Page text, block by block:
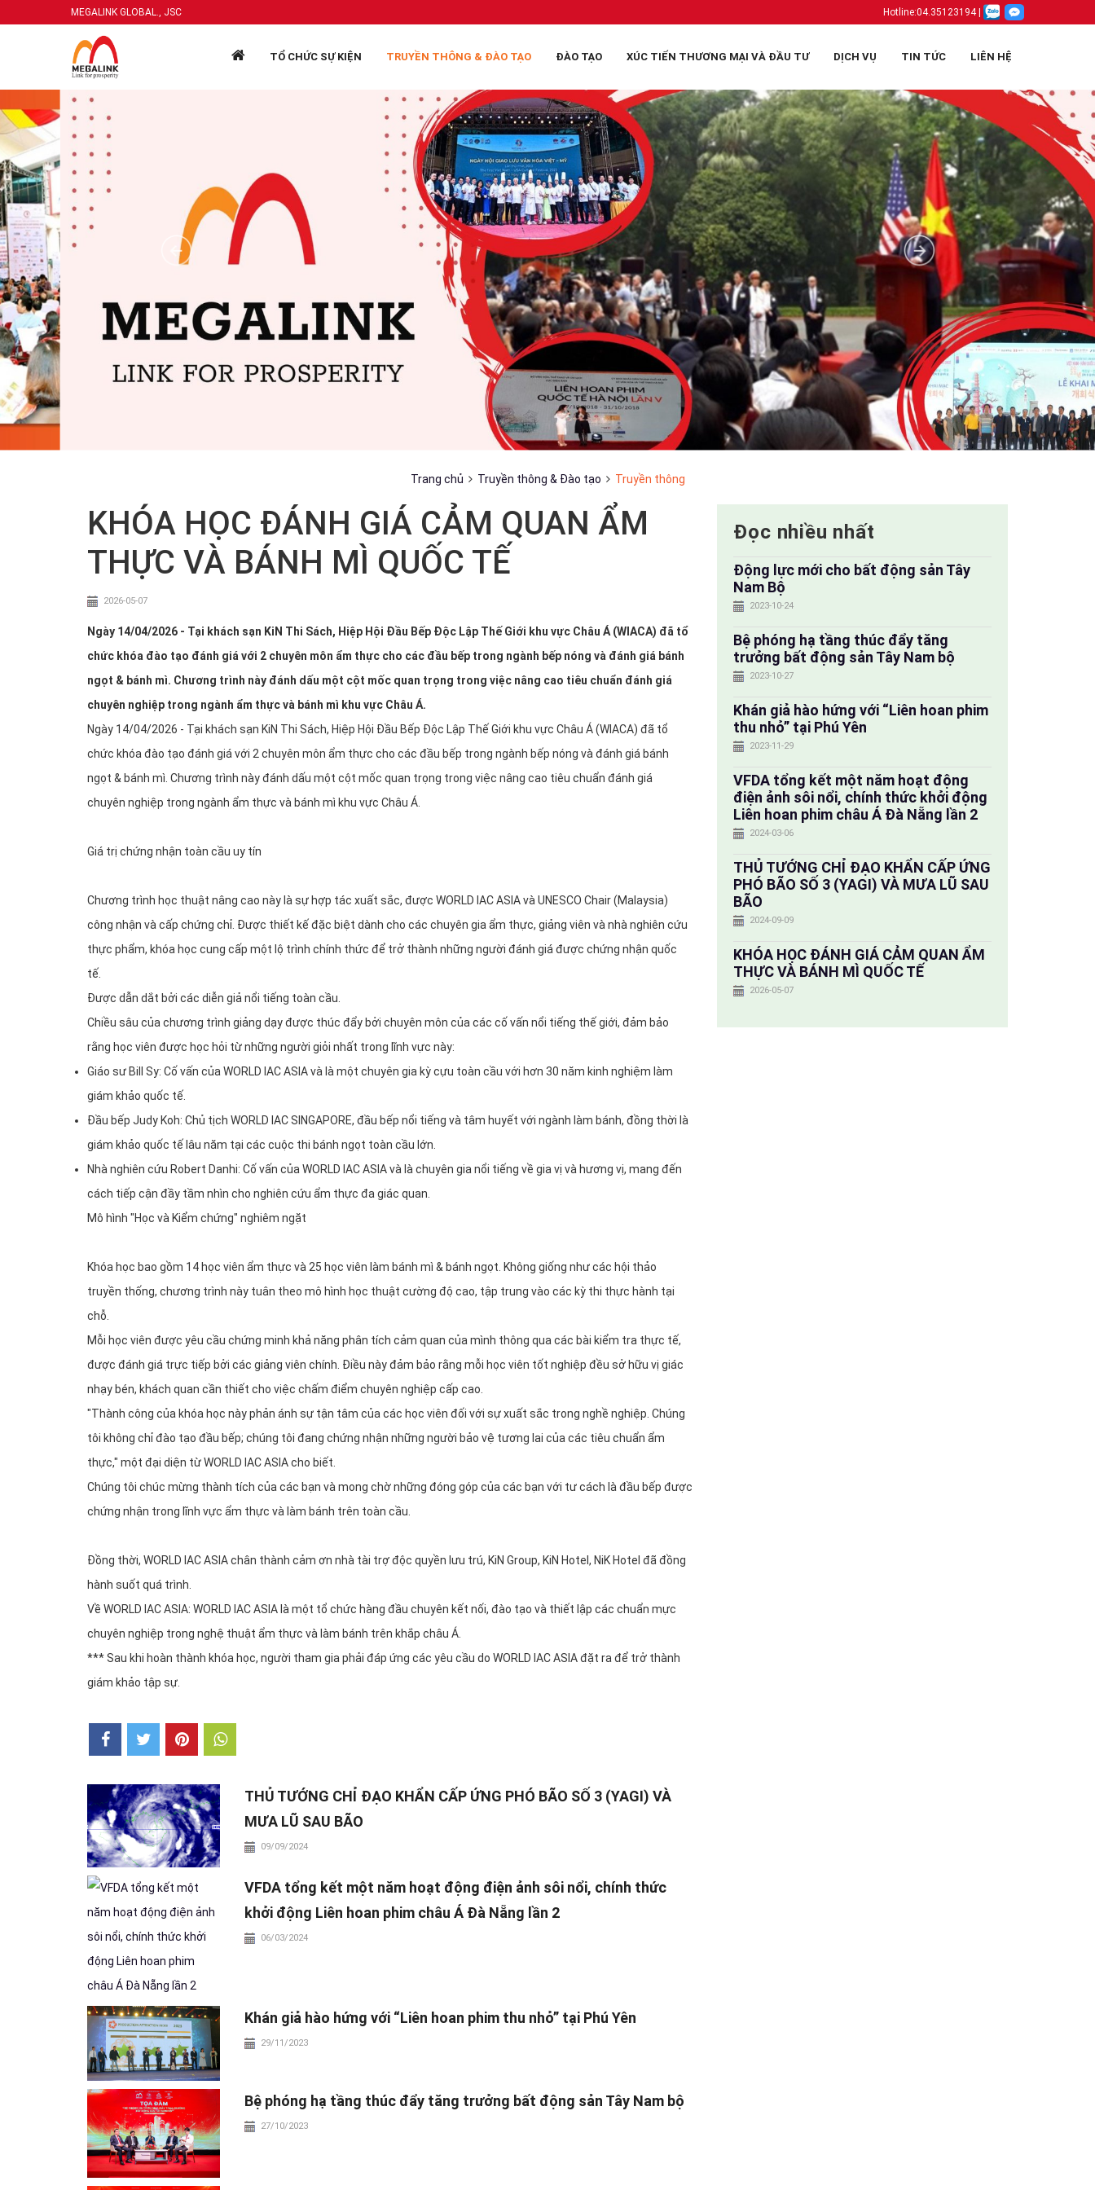
MEGALINK GLOBAL., JSC Hotline:04.35123194|
TỔ CHỨC SỰ KIỆN TRUYỀN THÔNG & ĐÀO TẠO ĐÀO TẠO XÚC TIẾN THƯƠNG MẠI VÀ ĐẦU TƯ DỊCH VỤ TIN TỨC LIÊN HỆ
Trang chủ Truyền thông & Đào tạo Truyền thông
KHÓA HỌC ĐÁNH GIÁ CẢM QUAN ẨM
THỰC VÀ BÁNH MÌ QUỐC TẾ
2026-05-07
Ngày 14/04/2026 - Tại khách sạn KiN Thi Sách, Hiệp Hội Đầu Bếp Độc Lập Thế Giới khu vực Châu Á (WIACA) đã tổ
chức khóa đào tạo đánh giá với 2 chuyên môn ẩm thực cho các đầu bếp trong ngành bếp nóng và đánh giá bánh
ngọt & bánh mì. Chương trình này đánh dấu một cột mốc quan trọng trong việc nâng cao tiêu chuẩn đánh giá
chuyên nghiệp trong ngành ẩm thực và bánh mì khu vực Châu Á.
Ngày 14/04/2026 - Tại khách sạn KiN Thi Sách, Hiệp Hội Đầu Bếp Độc Lập Thế Giới khu vực Châu Á (WIACA) đã tổ
chức khóa đào tạo đánh giá với 2 chuyên môn ẩm thực cho các đầu bếp trong ngành bếp nóng và đánh giá bánh
ngọt & bánh mì. Chương trình này đánh dấu một cột mốc quan trọng trong việc nâng cao tiêu chuẩn đánh giá
chuyên nghiệp trong ngành ẩm thực và bánh mì khu vực Châu Á.
Giá trị chứng nhận toàn cầu uy tín
Chương trình học thuật nâng cao này là sự hợp tác xuất sắc, được WORLD IAC ASIA và UNESCO Chair (Malaysia)
công nhận và cấp chứng chỉ. Được thiết kế đặc biệt dành cho các chuyên gia ẩm thực, giảng viên và nhà nghiên cứu
thực phẩm, khóa học cung cấp một lộ trình chính thức để trở thành những người đánh giá được chứng nhận quốc
tế.
Được dẫn dắt bởi các diễn giả nổi tiếng toàn cầu.
Chiều sâu của chương trình giảng dạy được thúc đẩy bởi chuyên môn của các cố vấn nổi tiếng thế giới, đảm bảo
rằng học viên được học hỏi từ những người giỏi nhất trong lĩnh vực này:
Giáo sư Bill Sy: Cố vấn của WORLD IAC ASIA và là một chuyên gia kỳ cựu toàn cầu với hơn 30 năm kinh nghiệm làm
giám khảo quốc tế.
Đầu bếp Judy Koh: Chủ tịch WORLD IAC SINGAPORE, đầu bếp nổi tiếng và tâm huyết với ngành làm bánh, đồng thời là
giám khảo quốc tế lâu năm tại các cuộc thi bánh ngọt toàn cầu lớn.
Nhà nghiên cứu Robert Danhi: Cố vấn của WORLD IAC ASIA và là chuyên gia nổi tiếng về gia vị và hương vị, mang đến
cách tiếp cận đầy tầm nhìn cho nghiên cứu ẩm thực đa giác quan.
Mô hình "Học và Kiểm chứng" nghiêm ngặt
Khóa học bao gồm 14 học viên ẩm thực và 25 học viên làm bánh mì & bánh ngọt. Không giống như các hội thảo
truyền thống, chương trình này tuân theo mô hình học thuật cường độ cao, tập trung vào các kỳ thi thực hành tại
chỗ.
Mỗi học viên được yêu cầu chứng minh khả năng phân tích cảm quan của mình thông qua các bài kiểm tra thực tế,
được đánh giá trực tiếp bởi các giảng viên chính. Điều này đảm bảo rằng mỗi học viên tốt nghiệp đều sở hữu vị giác
nhạy bén, khách quan cần thiết cho việc chấm điểm chuyên nghiệp cấp cao.
"Thành công của khóa học này phản ánh sự tận tâm của các học viên đối với sự xuất sắc trong nghề nghiệp. Chúng
tôi không chỉ đào tạo đầu bếp; chúng tôi đang chứng nhận những người bảo vệ tương lai của các tiêu chuẩn ẩm
thực," một đại diện từ WORLD IAC ASIA cho biết.
Chúng tôi chúc mừng thành tích của các bạn và mong chờ những đóng góp của các bạn với tư cách là đầu bếp được
chứng nhận trong lĩnh vực ẩm thực và làm bánh trên toàn cầu.
Đồng thời, WORLD IAC ASIA chân thành cảm ơn nhà tài trợ độc quyền lưu trú, KiN Group, KiN Hotel, NiK Hotel đã đồng
hành suốt quá trình.
Về WORLD IAC ASIA: WORLD IAC ASIA là một tổ chức hàng đầu chuyên kết nối, đào tạo và thiết lập các chuẩn mực
chuyên nghiệp trong nghệ thuật ẩm thực và làm bánh trên khắp châu Á.
*** Sau khi hoàn thành khóa học, người tham gia phải đáp ứng các yêu cầu do WORLD IAC ASIA đặt ra để trở thành
giám khảo tập sự.
THỦ TƯỚNG CHỈ ĐẠO KHẨN CẤP ỨNG PHÓ BÃO SỐ 3 (YAGI) VÀ
MƯA LŨ SAU BÃO
09/09/2024
VFDA tổng kết một năm hoạt động điện ảnh sôi nổi, chính thức
khởi động Liên hoan phim châu Á Đà Nẵng lần 2
06/03/2024
Khán giả hào hứng với “Liên hoan phim thu nhỏ” tại Phú Yên
29/11/2023
Bệ phóng hạ tầng thúc đẩy tăng trưởng bất động sản Tây Nam bộ
27/10/2023
Đọc nhiều nhất
Động lực mới cho bất động sản Tây
Nam Bộ
2023-10-24
Bệ phóng hạ tầng thúc đẩy tăng
trưởng bất động sản Tây Nam bộ
2023-10-27
Khán giả hào hứng với “Liên hoan phim
thu nhỏ” tại Phú Yên
2023-11-29
VFDA tổng kết một năm hoạt động
điện ảnh sôi nổi, chính thức khởi động
Liên hoan phim châu Á Đà Nẵng lần 2
2024-03-06
THỦ TƯỚNG CHỈ ĐẠO KHẨN CẤP ỨNG
PHÓ BÃO SỐ 3 (YAGI) VÀ MƯA LŨ SAU
BÃO
2024-09-09
KHÓA HỌC ĐÁNH GIÁ CẢM QUAN ẨM
THỰC VÀ BÁNH MÌ QUỐC TẾ
2026-05-07